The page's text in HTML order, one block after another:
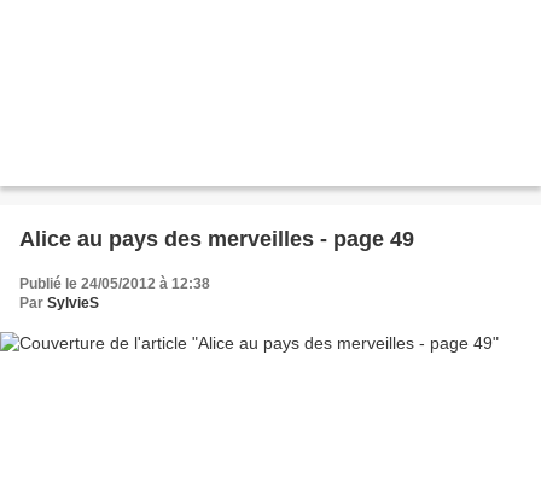
Alice au pays des merveilles - page 49
Publié le 24/05/2012 à 12:38
Par SylvieS